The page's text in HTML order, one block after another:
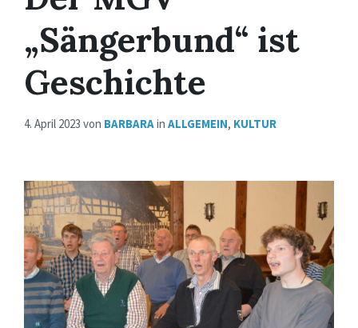
„Sängerbund“ ist
Geschichte
4. April 2023 von BARBARAin ALLGEMEIN, KULTUR